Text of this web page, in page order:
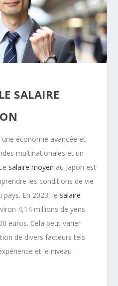
SALAIRE
une économie avancée et
multinationales et un
salaire moyen au Japon est
les conditions de vie
En 2023, le salaire
4,14 millions de yens
euros. Cela peut varier
de divers facteurs tels
et le niveau